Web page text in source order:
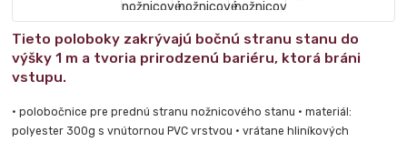
Tieto poloboky zakrývajú bočnú stranu stanu do
výšky 1 m a tvoria prirodzenú bariéru, ktorá bráni
vstupu.
• polobočnice pre prednú stranu nožnicového stanu • materiál:
polyester 300g s vnútornou PVC vrstvou • vrátane hliníkových